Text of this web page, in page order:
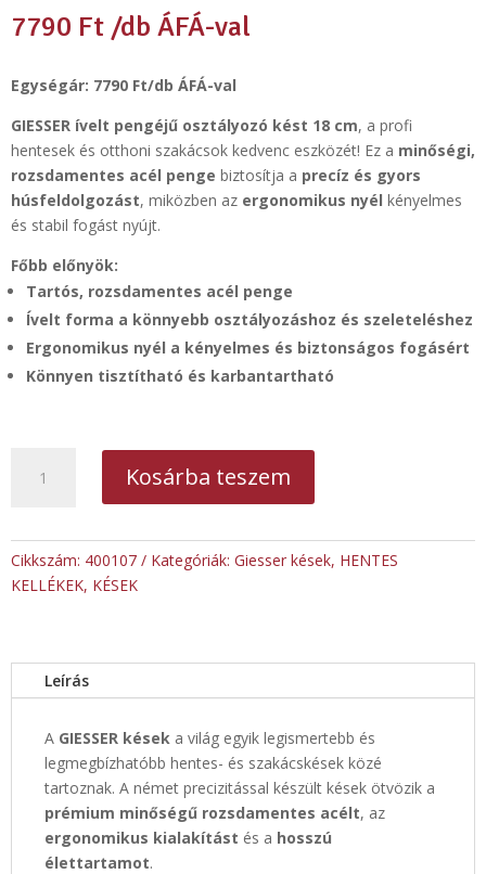
7790 Ft /db ÁFÁ-val
Egységár: 7790 Ft/db ÁFÁ-val
GIESSER ívelt pengéjű osztályozó kést 18 cm, a profi
hentesek és otthoni szakácsok kedvenc eszközét! Ez a minőségi,
rozsdamentes acél penge biztosítja a precíz és gyors
húsfeldolgozást, miközben az ergonomikus nyél kényelmes
és stabil fogást nyújt.
Főbb előnyök:
Tartós, rozsdamentes acél penge
Ívelt forma a könnyebb osztályozáshoz és szeleteléshez
Ergonomikus nyél a kényelmes és biztonságos fogásért
Könnyen tisztítható és karbantartható
kés
18
Kosárba teszem
Cikkszám: 400107 Kategóriák: Giesser kések, HENTES
KELLÉKEK, KÉSEK
Leírás
A GIESSER kések a világ egyik legismertebb és
legmegbízhatóbb hentes- és szakácskések közé
tartoznak. A német precizitással készült kések ötvözik a
prémium minőségű rozsdamentes acélt, az
ergonomikus kialakítást és a hosszú
élettartamot.